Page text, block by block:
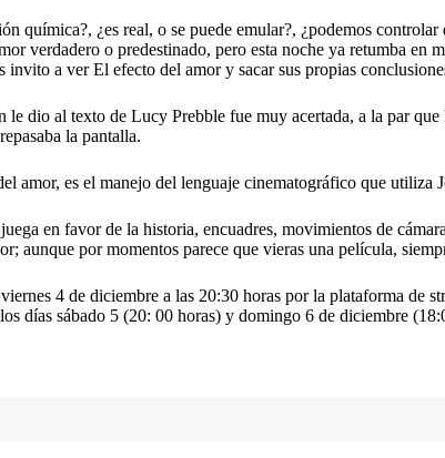
química?, ¿es real, o se puede emular?, ¿podemos
verdadero o predestinado, pero esta noche ya retumba en
invito a ver El efecto del amor y sacar sus propias
le dio al texto de Lucy Prebble fue muy acertada, a la par
la pantalla.
amor, es el manejo del lenguaje cinematográfico que
en favor de la historia, encuadres, movimientos de
aunque por momentos parece que vieras una película,
4 de diciembre a las 20:30 horas por la plataforma de
días sábado 5 (20: 00 horas) y domingo 6 de diciembre